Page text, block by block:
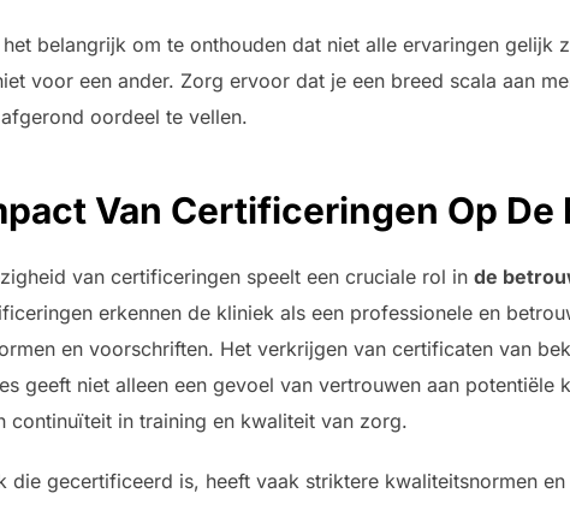
belangrijk om te onthouden dat niet alle ervaringen gelijk
voor een ander. Zorg ervoor dat je een breed scala aan
oordeel te vellen.
Van Certificeringen Op
van certificeringen speelt een cruciale rol in de
erkennen de kliniek als een professionele en
en voorschriften. Het verkrijgen van certificaten van
geeft niet alleen een gevoel van vertrouwen aan
continuïteit in training en kwaliteit van zorg.
die gecertificeerd is, heeft vaak striktere kwaliteitsnormen